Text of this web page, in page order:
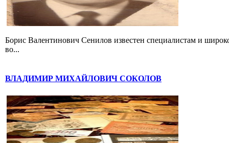
Борис Валентинович Сенилов известен специалистам и
во...
ВЛАДИМИР МИХАЙЛОВИЧ СОКОЛОВ